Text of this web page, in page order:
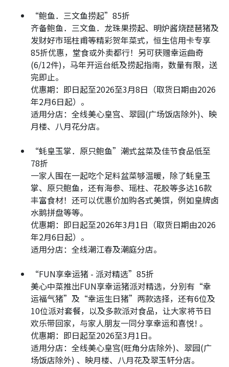
“鲍鱼．三文鱼捞起”85折
齐备鲍鱼．三文鱼．龙珠果捞起、明炉酱烧琵琶猪及
发财好市瑶柱甫等精彩贺年菜式，恒生信用卡专享
85折优惠，堂食或外卖都行！另可获赠幸运曲奇
(6/12件)，马年开运台纸及捞起指南，数量有限，送
完即止。
优惠期：即日起至2026至3月8日（取货日期由2026
年2月6日起）。
适用分店：全线美心皇宫、翠园(广场饭店除外)、映
月楼、八月花分店。
“蚝皇玉掌．原只鲍鱼”潮式盆菜及佳节食品低至
78折
一家人围在一起吃个足料盆菜够温暖，除了蚝皇玉
掌、原只鲍鱼，还有海参、瑶柱、花胶等多达16款
丰富食材！还可以优惠价加购各式美馔，例如皇牌卤
水鹅拼盘等等。
优惠期：即日起至2026年3月1日（取货日期由2026
年2月6日起）。
适用分店：全线潮江春及潮庭分店。
“FUN享幸运猪 - 派对精选”85折
美心中菜推出FUN享幸运猪派对精选，分别有“幸
运福气猪”及“幸运生日猪”两款选择，还有6位及
10位派对套餐，以及多款派对食品，让大家将节日
欢乐带回家，与家人朋友一同分享幸运和喜悦! 。
优惠期：即日起至2026至3月1日。
适用分店：全线美心皇宫(旺角分店除外)、翠园(广
场饭店除外) 、映月楼、八月花及翠玉轩分店。